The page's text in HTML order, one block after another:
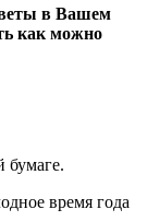
в Вашем
как можно
бумаге.
время года